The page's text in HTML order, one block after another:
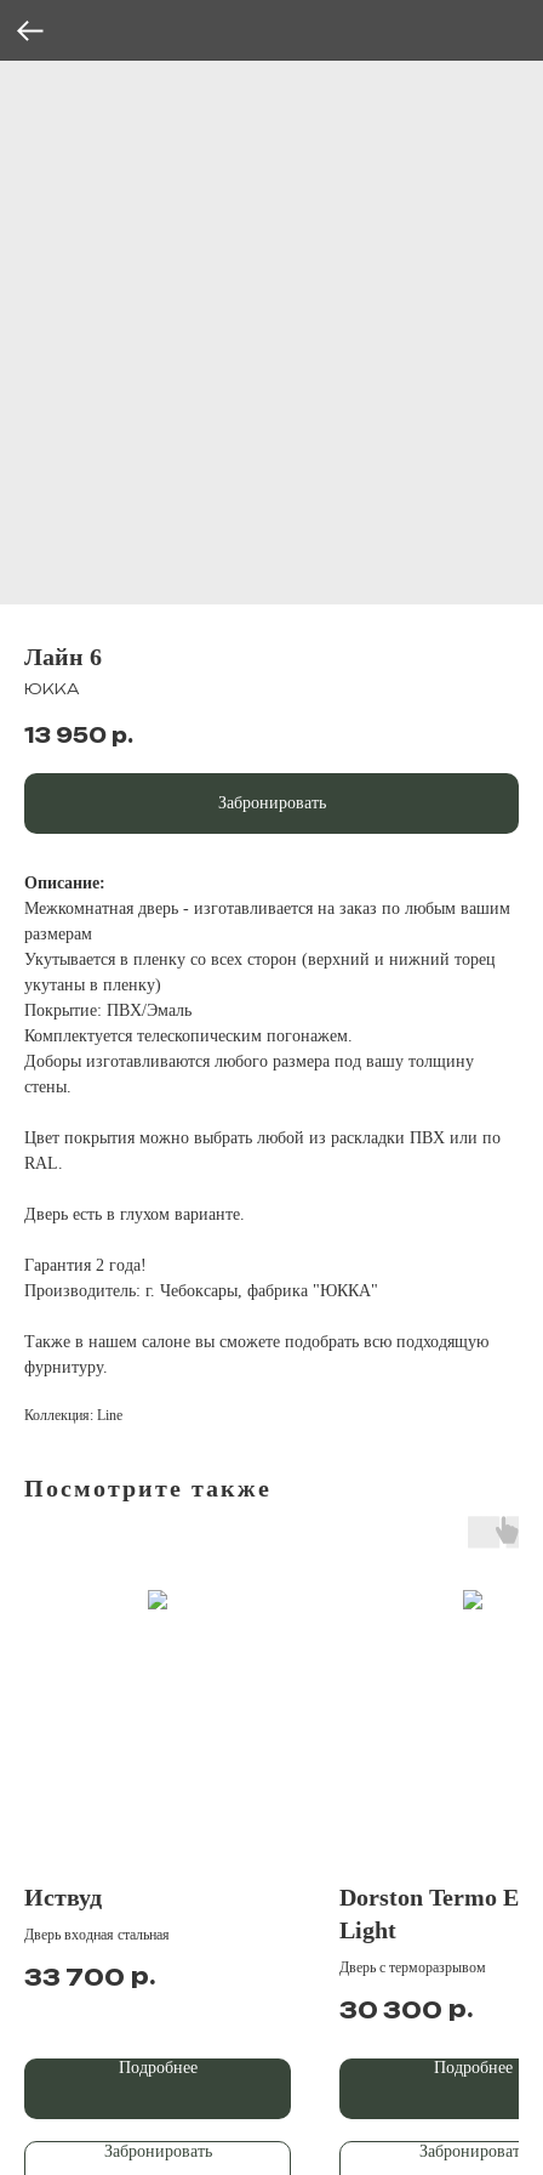
Лайн 6
ЮККА
13 950 р.
Забронировать
Описание:
Межкомнатная дверь - изготавливается на заказ по любым вашим
размерам
Укутывается в пленку со всех сторон (верхний и нижний торец
укутаны в пленку)
Покрытие: ПВХ/Эмаль
Комплектуется телескопическим погонажем.
Доборы изготавливаются любого размера под вашу толщину
стены.
Цвет покрытия можно выбрать любой из раскладки ПВХ или по
RAL.
Дверь есть в глухом варианте.
Гарантия 2 года!
Производитель: г. Чебоксары, фабрика "ЮККА"
Также в нашем салоне вы сможете подобрать всю подходящую
фурнитуру.
Коллекция: Line
Посмотрите также
Иствуд
Дверь входная стальная
33 700 р.
Подробнее
Забронировать
Dorston Termo
Light
Дверь с терморазрывом
30 300 р.
Подробнее
Забронировать